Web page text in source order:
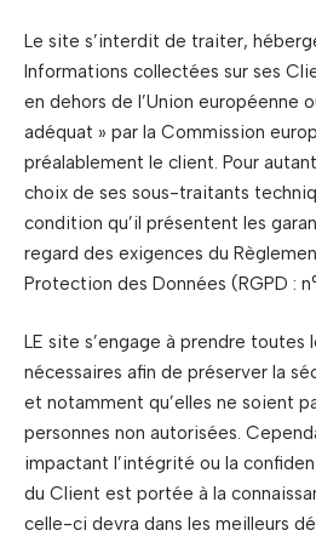
Le site s’interdit de traiter,
Informations collectées sur ses
en dehors de l’Union européenne
adéquat » par la Commission
préalablement le client. Pour
choix de ses sous-traitants
condition qu’il présentent les
regard des exigences du
Protection des Données (RGPD :
LE site s’engage à prendre toutes
nécessaires afin de préserver la
et notamment qu’elles ne soient
personnes non autorisées.
impactant l’intégrité ou la
du Client est portée à la
celle-ci devra dans les meilleurs